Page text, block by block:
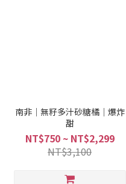
南非｜無籽多汁砂糖橘｜爆炸
甜
NT$750 ~ NT$2,299
NT$3,100